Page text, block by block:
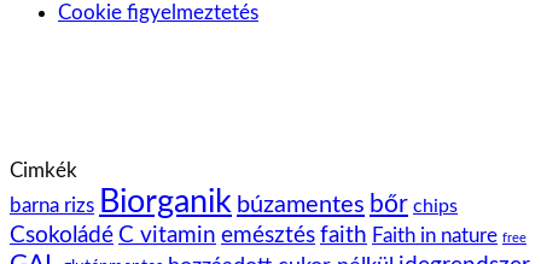
Cookie figyelmeztetés
Cimkék
barna rizs Biorganik búzamentes bőr chips
Csokoládé C vitamin emésztés faith Faith in nature free